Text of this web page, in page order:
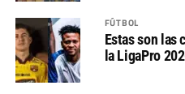
FÚTBOL
Estas son las
la LigaPro